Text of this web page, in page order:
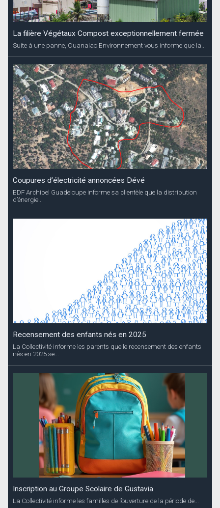
La filière Végétaux Compost exceptionnellement fermée
Suite à une panne, Ouanalao Environnement vous informe que la...
Coupures d’électricité annoncées Dévé
EDF Archipel Guadeloupe informe sa clientèle que la distribution
d’énergie...
Recensement des enfants nés en 2025
La Collectivité informe les parents que le recensement des enfants
nés en 2025 se...
Inscription au Groupe Scolaire de Gustavia
La Collectivité informe les familles de l’ouverture de la période de...